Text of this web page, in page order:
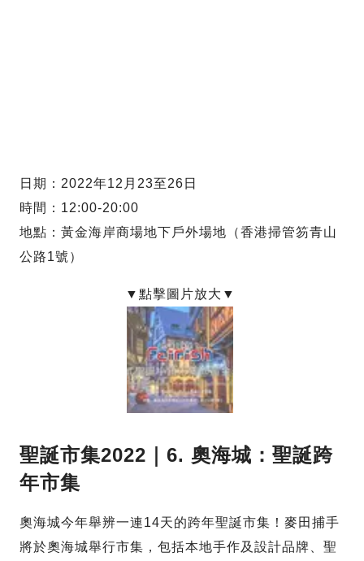
日期：2022年12月23至26日
時間：12:00-20:00
地點：黃金海岸商場地下戶外場地（香港掃管笏青山
公路1號）
聖誕市集2022｜6. 奧海城：聖誕跨
年市集
奧海城今年舉辨一連14天的跨年聖誕市集！麥田捕手
將於奧海城舉行市集，包括本地手作及設計品牌、聖